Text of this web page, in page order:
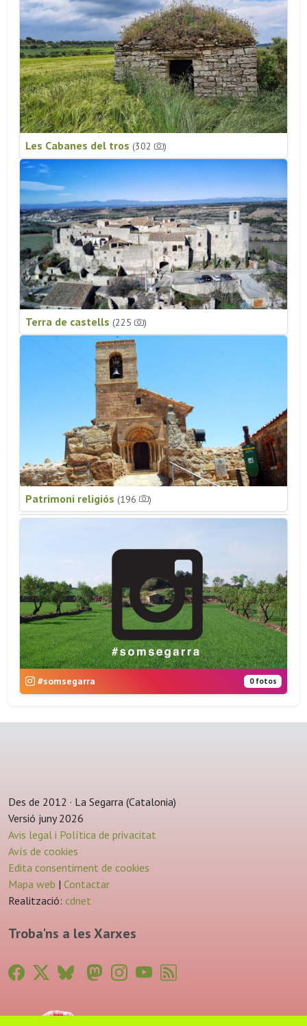
Les Cabanes del tros (302 )
Terra de castells (225 )
Patrimoni religiós (196 )
#somsegarra 0 fotos
Des de 2012 · La Segarra (Catalonia)
Versió juny 2026
Avis legal i Política de privacitat
Avís de cookies
Edita consentiment de cookies
Mapa web | Contactar
Realització: cdnet
Troba'ns a les Xarxes